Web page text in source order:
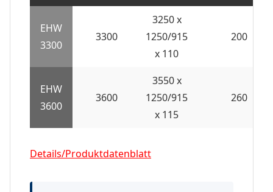
EHW
3300
3300
3250 x
1250/915
x 110
200
EHW
3600
3600
3550 x
1250/915
x 115
260
Details/Produktdatenblatt